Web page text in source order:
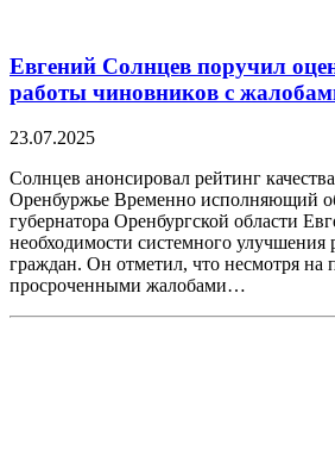
Евгений Солнцев поручил
работы чиновников с
23.07.2025
Солнцев анонсировал рейтинг
Оренбуржье Временно исполняющий
губернатора Оренбургской области
необходимости системного
граждан. Он отметил, что несмотря на
просроченными жалобами…